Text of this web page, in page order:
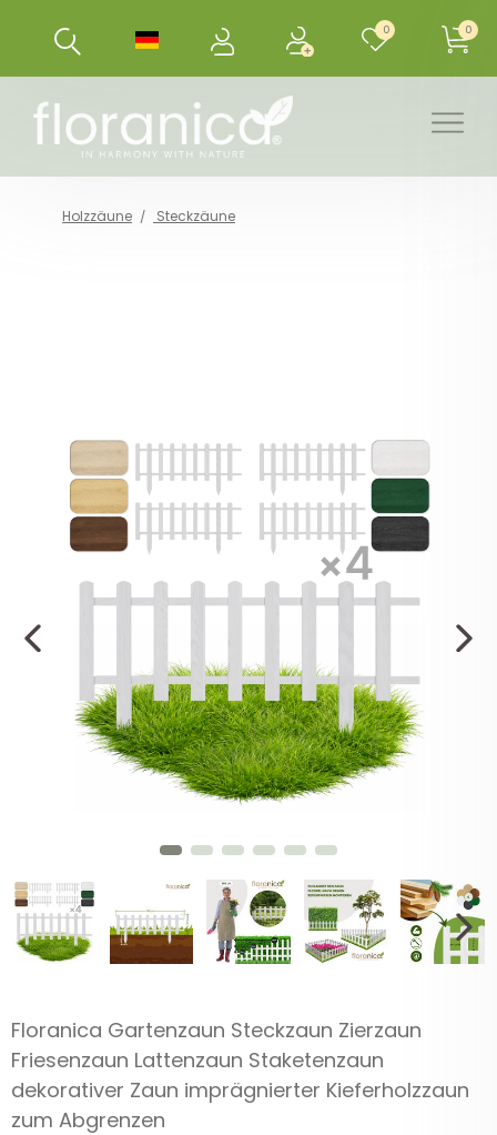
0 0
Holzzäune Steckzäune
Floranica Gartenzaun Steckzaun Zierzaun
Friesenzaun Lattenzaun Staketenzaun
dekorativer Zaun imprägnierter Kieferholzzaun
zum Abgrenzen